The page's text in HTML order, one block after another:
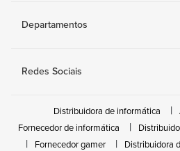
Departamentos
Redes Sociais
Distribuidora de informática
Fornecedor de informática
Fornecedor gamer
Distribuidora